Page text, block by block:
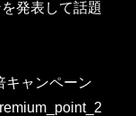
発表して話題
キャンペーン